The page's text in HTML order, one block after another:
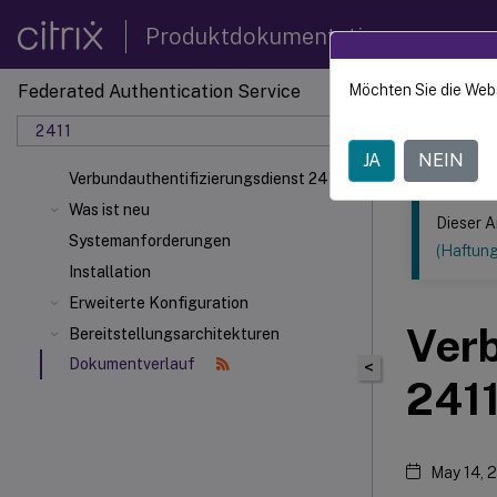
Produktdokumentation
Federated Authentication Service
2411
Verbundauthentifizierungsdienst 2411
Was ist neu
Systemanforderungen
Installation
Erweiterte Konfiguration
Bereitstellungsarchitekturen
Dokumentverlauf
Dieser Inhalt
<
Dieser
May 14,
Möchten Sie die
JA NEIN